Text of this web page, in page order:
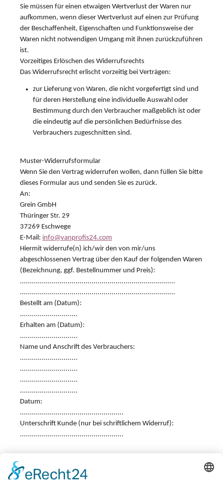
Sie müssen für einen etwaigen Wertverlust der Waren nur
aufkommen, wenn dieser Wertverlust auf einen zur Prüfung
der Beschaffenheit, Eigenschaften und Funktionsweise der
Waren nicht notwendigen Umgang mit ihnen zurückzuführen
ist.
Vorzeitiges Erlöschen des Widerrufsrechts
Das Widerrufsrecht erlischt vorzeitig bei Verträgen:
zur Lieferung von Waren, die nicht vorgefertigt sind und
für deren Herstellung eine individuelle Auswahl oder
Bestimmung durch den Verbraucher maßgeblich ist oder
die eindeutig auf die persönlichen Bedürfnisse des
Verbrauchers zugeschnitten sind.
Muster-Widerrufsformular
Wenn Sie den Vertrag widerrufen wollen, dann füllen Sie bitte
dieses Formular aus und senden Sie es zurück.
An:
Grein GmbH
Thüringer Str. 29
37269 Eschwege
E-Mail: info@vanprofis24.com
Hiermit widerrufe(n) ich/wir den von mir/uns
abgeschlossenen Vertrag über den Kauf der folgenden Waren
(Bezeichnung, ggf. Bestellnummer und Preis):
..............................................................................
..............................................................................
Bestellt am (Datum):
.............................
Erhalten am (Datum):
.............................
Name und Anschrift des Verbrauchers:
.............................
.............................
.............................
.............................
Datum:
....................................................
Unterschrift Kunde (nur bei schriftlichem Widerruf):
....................................................
Für den Laderaum